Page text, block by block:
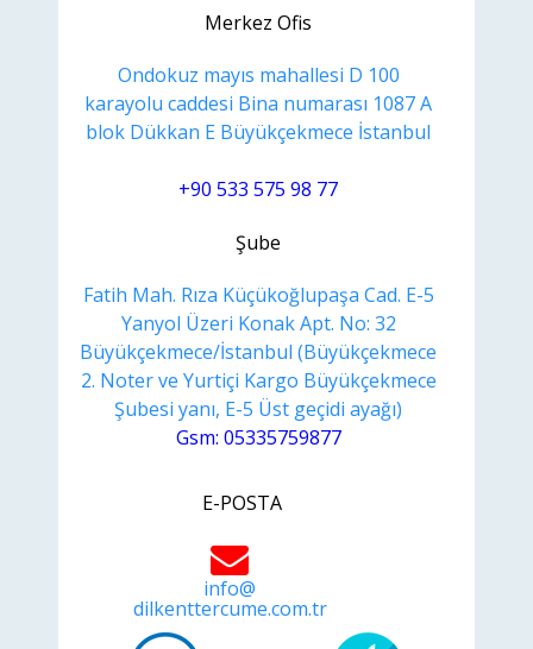
Merkez Ofis
Ondokuz mayıs mahallesi D 100
karayolu caddesi Bina numarası 1087 A
blok Dükkan E Büyükçekmece İstanbul
+90 533 575 98 77
Şube
Fatih Mah. Rıza Küçükoğlupaşa Cad. E-5
Yanyol Üzeri Konak Apt. No: 32
Büyükçekmece/İstanbul (Büyükçekmece
2. Noter ve Yurtiçi Kargo Büyükçekmece
Şubesi yanı, E-5 Üst geçidi ayağı)
Gsm: 05335759877
E-POSTA
info@
dilkenttercume.com.tr